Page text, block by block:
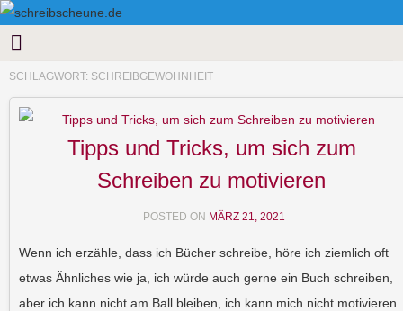
SCHLAGWORT: SCHREIBGEWOHNHEIT
Tipps und Tricks, um sich zum
Schreiben zu motivieren
POSTED ON MÄRZ 21, 2021
Wenn ich erzähle, dass ich Bücher schreibe, höre ich ziemlich oft
etwas Ähnliches wie ja, ich würde auch gerne ein Buch schreiben,
aber ich kann nicht am Ball bleiben, ich kann mich nicht motivieren